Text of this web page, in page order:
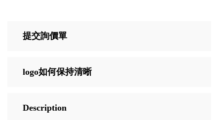
提交詢價單
logo如何保持清晰
Description